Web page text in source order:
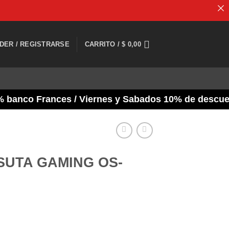
/ REGISTRARSE CARRITO /$ 0,00
Frances / Viernes y Sabados 10% de
GAMING OS-